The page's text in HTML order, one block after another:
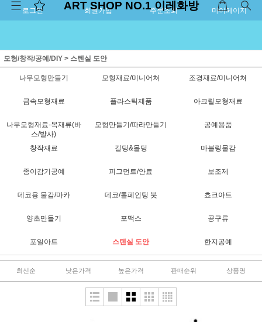
로그인 회원가입 주문조회 마이페이지
ART SHOP NO.1 이레화방
모형/창작/공예/DIY > 스텐실 도안
나무모형만들기 모형재료/미니어쳐 조경재료/미니어쳐
금속모형재료 플라스틱제품 아크릴모형재료
나무모형재료-목재류(바
스/발사)
모형만들기/따라만들기 공예용품
창작재료 길딩&몰딩 마블링물감
종이감기공예 피그먼트/안료 보조제
데코용 물감/마카 데코/톨페인팅 붓 쵸크아트
양초만들기 포맥스 공구류
포일아트 스텐실 도안 한지공예
최신순 낮은가격 높은가격 판매순위 상품명